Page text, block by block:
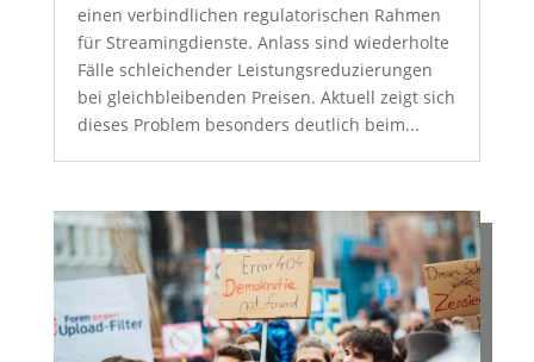
einen verbindlichen regulatorischen Rahmen
für Streamingdienste. Anlass sind wiederholte
Fälle schleichender Leistungsreduzierungen
bei gleichbleibenden Preisen. Aktuell zeigt sich
dieses Problem besonders deutlich beim...